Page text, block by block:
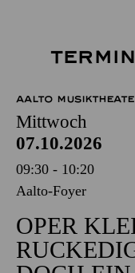
AALTO
Mittwoch
07.10.2026
09:30 - 10:20
Aalto-Foyer
OPER